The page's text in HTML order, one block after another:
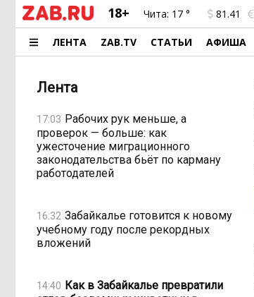
18+ Чита: 17 ° 81.41
ЛЕНТА ZAB.TV СТАТЬИ АФИША
Лента
17:03 Рабочих рук меньше, а
проверок — больше: как
ужесточение миграционного
законодательства бьёт по карману
работодателей
16:32 Забайкалье готовится к новому
учебному году после рекордных
вложений
14:40 Как в Забайкалье превратили